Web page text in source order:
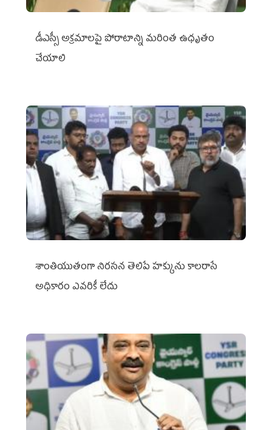
డీఎస్సీ అక్రమాలపై పోరాటాన్ని మరింత ఉధృతం
చేయాలి
శాంతియుతంగా నిరసన తెలిపే హక్కును కాలరాసే
అధికారం ఎవరికీ లేదు